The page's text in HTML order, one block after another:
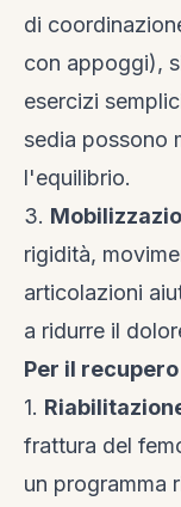
di
con appoggi),
esercizi
sedia possono
l'equilibrio.
3.
rigidità,
articolazioni
a ridurre il
Per il
1.
frattura del
un programma